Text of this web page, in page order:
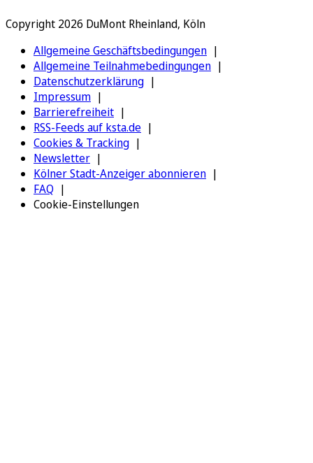
Copyright 2026 DuMont Rheinland, Köln
Allgemeine Geschäftsbedingungen
Allgemeine Teilnahmebedingungen
Datenschutzerklärung
Impressum
Barrierefreiheit
RSS-Feeds auf ksta.de
Cookies & Tracking
Newsletter
Kölner Stadt-Anzeiger abonnieren
FAQ
Cookie-Einstellungen